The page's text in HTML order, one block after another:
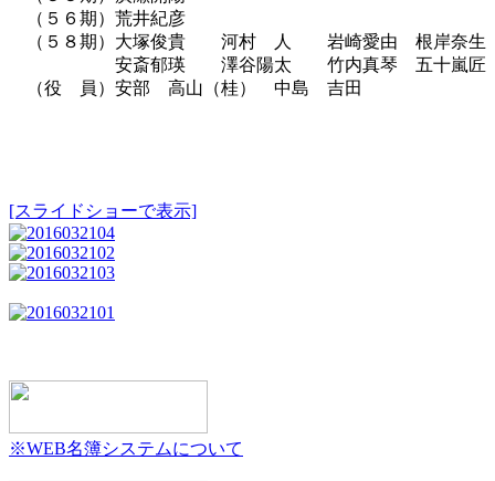
（５６期）荒井紀彦
（５８期）大塚俊貴 河村 人 岩崎愛由 根岸奈生
安斎郁瑛 澤谷陽太 竹内真琴 五十嵐匠
（役 員）安部 高山（桂） 中島 吉田
[スライドショーで表示]
※WEB名簿システムについて